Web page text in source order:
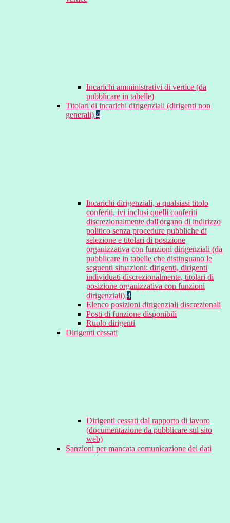
Incarichi amministrativi di vertice (da
pubblicare in tabelle)
Titolari di incarichi dirigenziali (dirigenti non
generali) 4
Incarichi dirigenziali, a qualsiasi titolo
conferiti, ivi inclusi quelli conferiti
discrezionalmente dall'organo di indirizzo
politico senza procedure pubbliche di
selezione e titolari di posizione
organizzativa con funzioni dirigenziali (da
pubblicare in tabelle che distinguano le
seguenti situazioni: dirigenti, dirigenti
individuati discrezionalmente, titolari di
posizione organizzativa con funzioni
dirigenziali) 4
Elenco posizioni dirigenziali discrezionali
Posti di funzione disponibili
Ruolo dirigenti
Dirigenti cessati
Dirigenti cessati dal rapporto di lavoro
(documentazione da pubblicare sul sito
web)
Sanzioni per mancata comunicazione dei dati